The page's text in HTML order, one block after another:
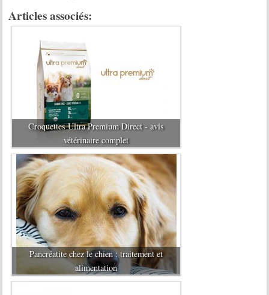
Articles associés:
Croquettes Ultra Premium Direct - avis
vétérinaire complet
Pancréatite chez le chien : traitement et
alimentation